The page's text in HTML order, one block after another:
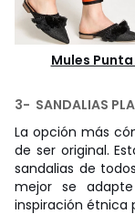
Mules
3- SANDALIAS
La opción más
de ser original.
sandalias de
mejor se
inspiración étnica